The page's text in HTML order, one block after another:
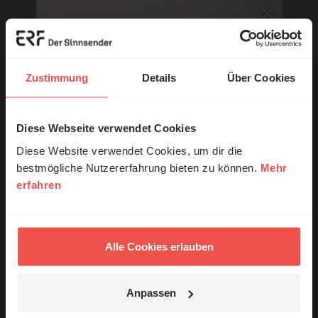
Zustimmung Details Über Cookies
Diese Webseite verwendet Cookies
Diese Website verwendet Cookies, um dir die
bestmögliche Nutzererfahrung bieten zu können. Mehr
erfahren
Alle Cookies erlauben
Anpassen
E-Mail:
Verbesserung unseres Online-Angebots
ausgewertet werden. Es erfolgt keine Weitergabe
Datenschutzerklärung
© Ruth Schneider / ERF